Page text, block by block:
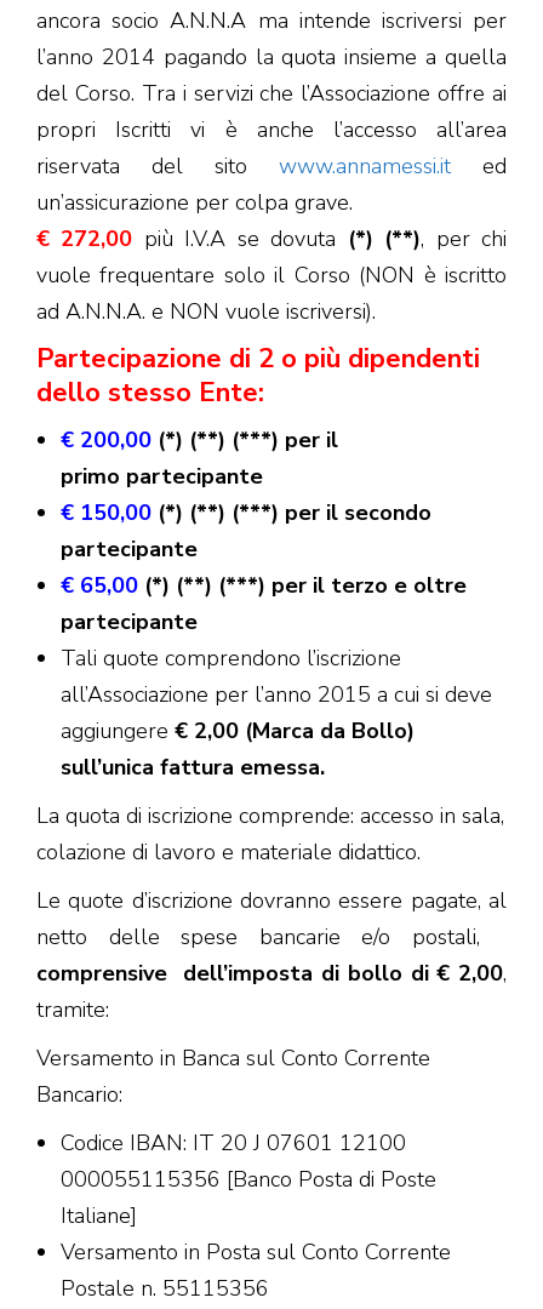
ancora socio A.N.N.A ma intende iscriversi per
l’anno 2014 pagando la quota insieme a quella
del Corso. Tra i servizi che l’Associazione offre ai
propri Iscritti vi è anche l’accesso all’area
riservata del sito www.annamessi.it ed
un’assicurazione per colpa grave.
€ 272,00 più I.V.A se dovuta (*) (**), per chi
vuole frequentare solo il Corso (NON è iscritto
ad A.N.N.A. e NON vuole iscriversi).
Partecipazione di 2 o più dipendenti
dello stesso Ente:
€ 200,00 (*) (**) (***) per il
primo partecipante
€ 150,00 (*) (**) (***) per il secondo
partecipante
€ 65,00 (*) (**) (***) per il terzo e oltre
partecipante
Tali quote comprendono l’iscrizione
all’Associazione per l’anno 2015 a cui si deve
aggiungere € 2,00 (Marca da Bollo)
sull’unica fattura emessa.
La quota di iscrizione comprende: accesso in sala,
colazione di lavoro e materiale didattico.
Le quote d’iscrizione dovranno essere pagate, al
netto delle spese bancarie e/o postali,
comprensive dell’imposta di bollo di € 2,00,
tramite:
Versamento in Banca sul Conto Corrente
Bancario:
Codice IBAN: IT 20 J 07601 12100
000055115356 [Banco Posta di Poste
Italiane]
Versamento in Posta sul Conto Corrente
Postale n. 55115356